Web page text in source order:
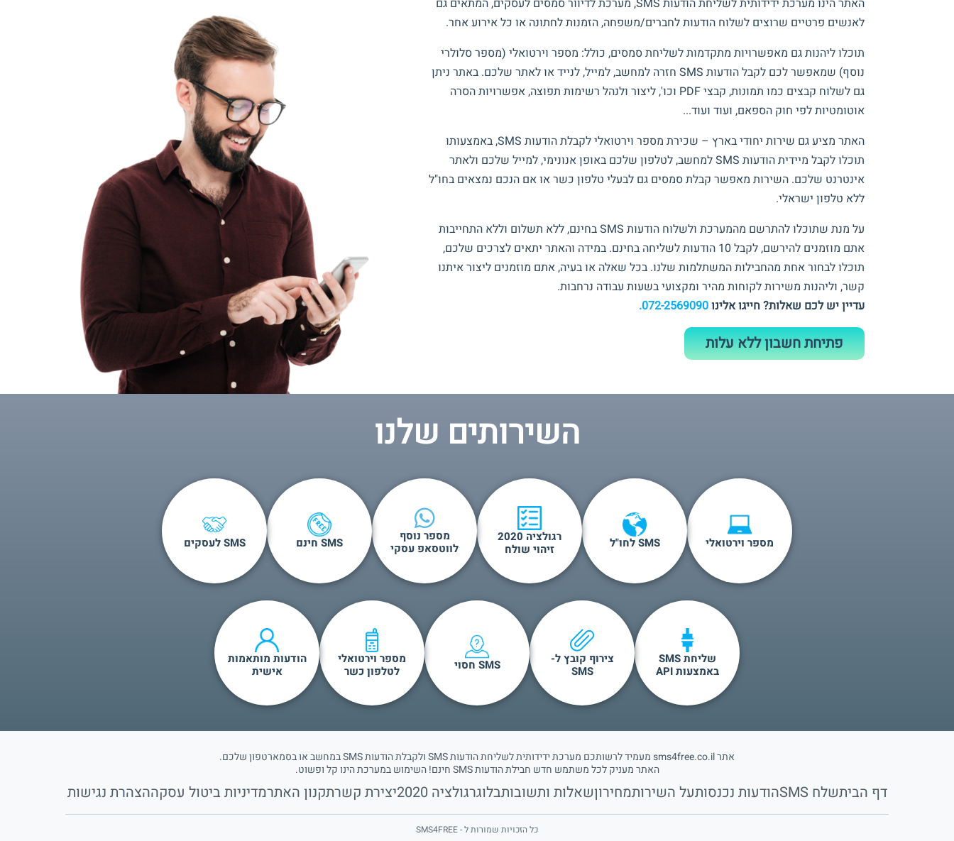
האתר הינו מערכת ידידותית לשליחת הודעות SMS, מערכת לדיוור סמסים לעסקים, המתאים גם
לאנשים פרטיים שרוצים לשלוח הודעות לחברים/משפחה, הזמנות לחתונה או כל אירוע אחר.
תוכלו ליהנות גם מאפשרויות מתקדמות לשליחת סמסים, כולל: מספר וירטואלי (מספר סלולרי
נוסף) שמאפשר לכם לקבל הודעות SMS חזרה למחשב, למייל, לנייד או לאתר שלכם. באתר ניתן
גם לשלוח קבצים כמו תמונות, קבציPDF וכו', ליצור ולנהל רשימות תפוצה, אפשרויות הסרה
אוטומטיות לפי חוק הספאם, ועוד ועוד...
האתר מציע גם שירות יחודי בארץ – שכירת מספר וירטואלי לקבלת הודעות SMS, באמצעותו
תוכלו לקבל מיידית הודעות SMSלמחשב, לטלפון שלכם באופן אנונימי, למייל שלכם ולאתר
אינטרנט שלכם. השירות מאפשר קבלת סמסים גם לבעלי טלפון כשר או אם הנכם נמצאים בחו"ל
ללא טלפון ישראלי.
על מנת שתוכלו להתרשם מהמערכת ולשלוח הודעות SMSבחינם, ללא תשלום וללא התחייבות
אתם מוזמנים להירשם, לקבל 10 הודעות לשליחה בחינם. במידה והאתר יתאים לצרכים שלכם,
תוכלו לבחור אחת מהחבילות המשתלמות שלנו. בכל שאלה או בעיה, אתם מוזמנים ליצור איתנו
קשר, וליהנות משירות לקוחות מהיר ומקצועי בשעות עבודה נרחבות.
עדיין יש לכם שאלות? חייגו אלינו072-2569090.
פתיחת חשבון ללא עלות
השירותים שלנו
מספר וירטואלי SMS לחו"ל
רגולציה 2020
זיהוי שולח
מספר נוסף
לווטסאפ עסקי
SMS חינם SMS לעסקים
שליחת SMS
באמצעות API
צירוף קובץ ל-
SMS
SMS חסוי
מספר וירטואלי
לטלפון כשר
הודעות מותאמות
אישית
אתר sms4free.co.il מעמיד לרשותכם מערכת ידידותית לשליחת הודעות SMS ולקבלת הודעות SMS במחשב או בסמארטפון שלכם.
האתר מעניק לכל משתמש חדש חבילת הודעות SMS חינם! השימוש במערכת הינו קל ופשוט.
דף הביתשלח SMS הודעות נכנסותעל השירותמחירוןשאלות ותשובותבלוגרגולציה 2020 יצירת קשרתקנון האתרמדיניות ביטול עסקההצהרת נגישות
כל הזכויות שמורות ל - SMS4FREE